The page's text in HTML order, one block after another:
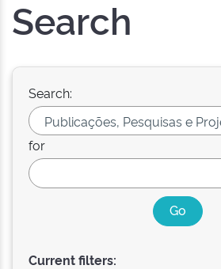
Search
Search:
for
Current filters: